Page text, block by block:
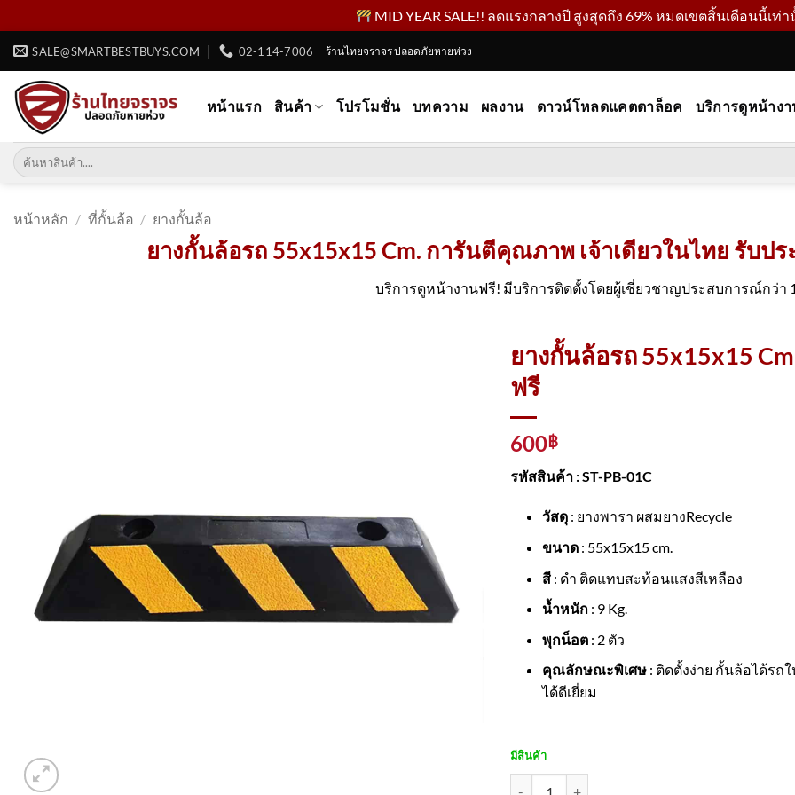
MID YEAR SALE!! ลดแรงกลางปี สูงสุดถึง 69% หมดเขตสิ้นเดือนนี้เท่
ข้าม
เนื้อหา
SALE@SMARTBESTBUYS.COM 02-114-7006 ร้านไทยจราจร ปลอดภัยหายห่วง
หน้าแรก สินค้า โปรโมชั่น บทความ ผลงาน ดาวน์โหลดแคตตาล็อค บริการดูหน้าง
ค้นหา:
หน้าหลัก / ที่กั้นล้อ / ยางกั้นล้อ
ยางกั้นล้อรถ 55x15x15 Cm. การันตีคุณภาพ เจ้าเดียวในไทย รับป
บริการดูหน้างานฟรี! มีบริการติดตั้งโดยผู้เชี่ยวชาญประสบการณ์กว่า
ยางกั้นล้อรถ 55x15x15
ฟรี
600฿
รหัสสินค้า : ST-PB-01C
วัสดุ: ยางพารา ผสมยางRecycle
ขนาด: 55x15x15 cm.
สี: ดำ ติดแทบสะท้อนแสงสีเหลือง
น้ำหนัก: 9 Kg.
พุกน็อต: 2 ตัว
คุณลักษณะพิเศษ: ติดตั้งง่าย กั้นล้อได้รถ
ได้ดีเยี่ยม
มีสินค้า